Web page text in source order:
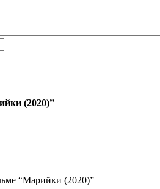
(2020)”
“Марийки (2020)”